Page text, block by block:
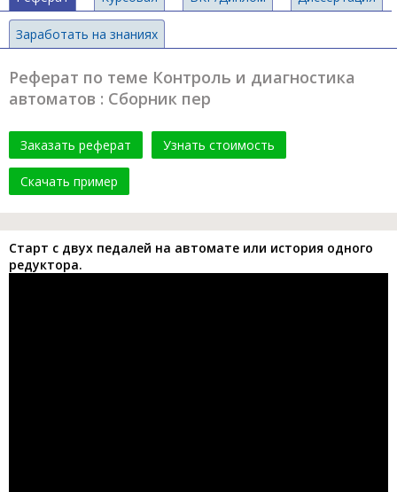
Заработать на знаниях
Реферат по теме Контроль и диагностика
автоматов : Сборник пер
Заказать реферат Узнать стоимость
Скачать пример
Старт с двух педалей на автомате или история одного
редуктора.